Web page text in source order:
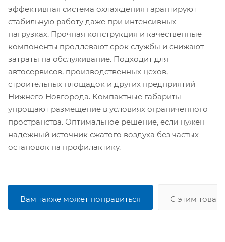
эффективная система охлаждения гарантируют
стабильную работу даже при интенсивных
нагрузках. Прочная конструкция и качественные
компоненты продлевают срок службы и снижают
затраты на обслуживание. Подходит для
автосервисов, производственных цехов,
строительных площадок и других предприятий
Нижнего Новгорода. Компактные габариты
упрощают размещение в условиях ограниченного
пространства. Оптимальное решение, если нужен
надежный источник сжатого воздуха без частых
остановок на профилактику.
Вам также может понравиться С этим